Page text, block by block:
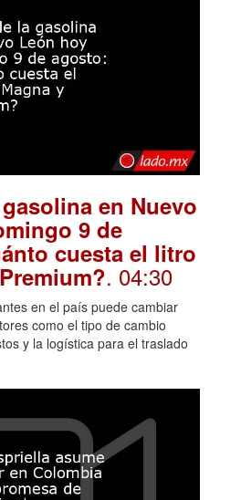
en Nuevo
9 de
cuesta el litro
. 04:30
en el país puede cambiar
como el tipo de cambio
y la logística para el traslado